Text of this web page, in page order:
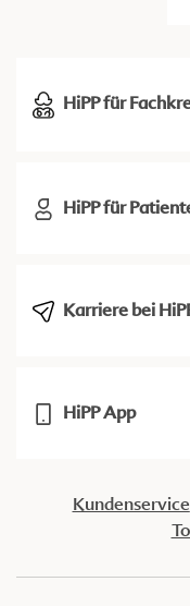
HiPP für
HiPP für
Karriere bei
HiPP App
Kundenservice